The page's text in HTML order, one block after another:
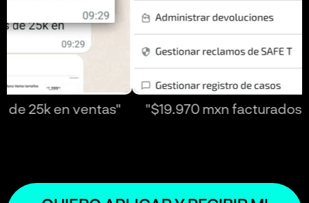
"$19.970 mxn facturados en el día de ayer"